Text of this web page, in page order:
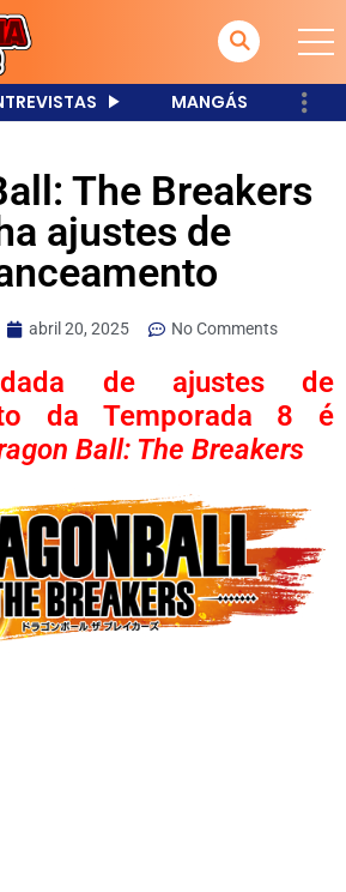
MANGÁS
The Breakers
ajustes de
abril 20, 2025 No Comments
de ajustes de
da Temporada 8 é
Ball: The Breakers